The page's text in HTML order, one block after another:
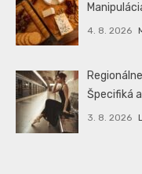
4. 8. 2026
Špecifiká
3. 8. 2026